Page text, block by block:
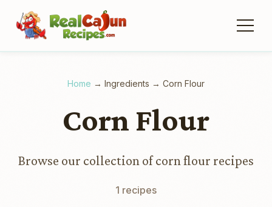
Home → Ingredients → Corn Flour
Corn Flour
Browse our collection of corn flour recipes
1 recipes